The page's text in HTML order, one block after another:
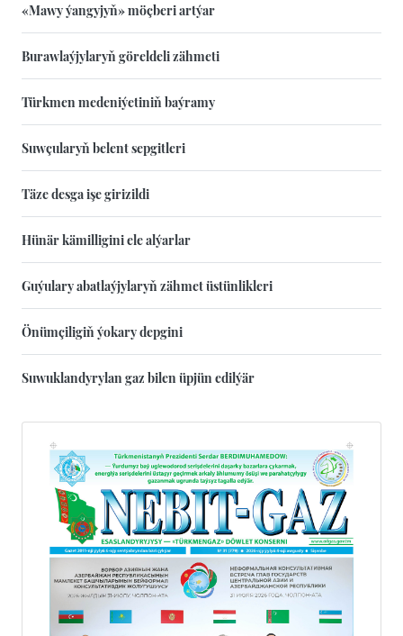
«Mawy ýangyjyň» möçberi artýar
Burawlaýjylaryň göreldeli zähmeti
Türkmen medeniýetiniň baýramy
Suwçularyň belent sepgitleri
Täze desga işe girizildi
Hünär kämilligini ele alýarlar
Guýulary abatlaýjylaryň zähmet üstünlikleri
Önümçiligiň ýokary depgini
Suwuklandyrylan gaz bilen üpjün edilýär